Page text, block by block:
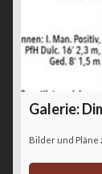
Galerie:
Bilder und Pläne